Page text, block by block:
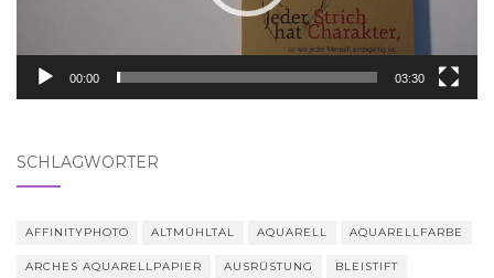
00:00 03:30
SCHLAGWÖRTER
AFFINITYPHOTO ALTMÜHLTAL AQUARELL AQUARELLFARBE
ARCHES AQUARELLPAPIER AUSRÜSTUNG BLEISTIFT